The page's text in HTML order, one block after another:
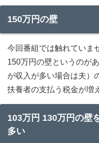
150万円の壁
今回番組では触れていま
150万円の壁というのが
が収入が多い場合は夫）
扶養者の支払う税金が増
103万円 130万円の壁
多い